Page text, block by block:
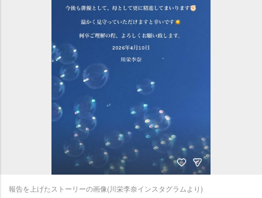
報告を上げたストーリーの画像(川栄李奈インスタグラムより)